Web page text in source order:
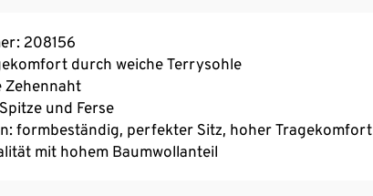
208156
durch weiche Terrysohle
Zehennaht
und Ferse
formbeständig, perfekter Sitz, hoher Tragekomfort
mit hohem Baumwollanteil